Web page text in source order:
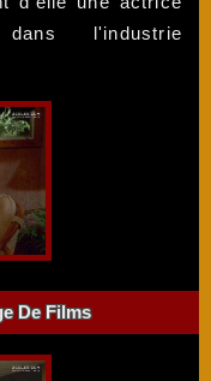
l'industrie
De Films